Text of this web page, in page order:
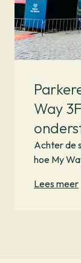
Way
Achter de
hoe My
Lees meer